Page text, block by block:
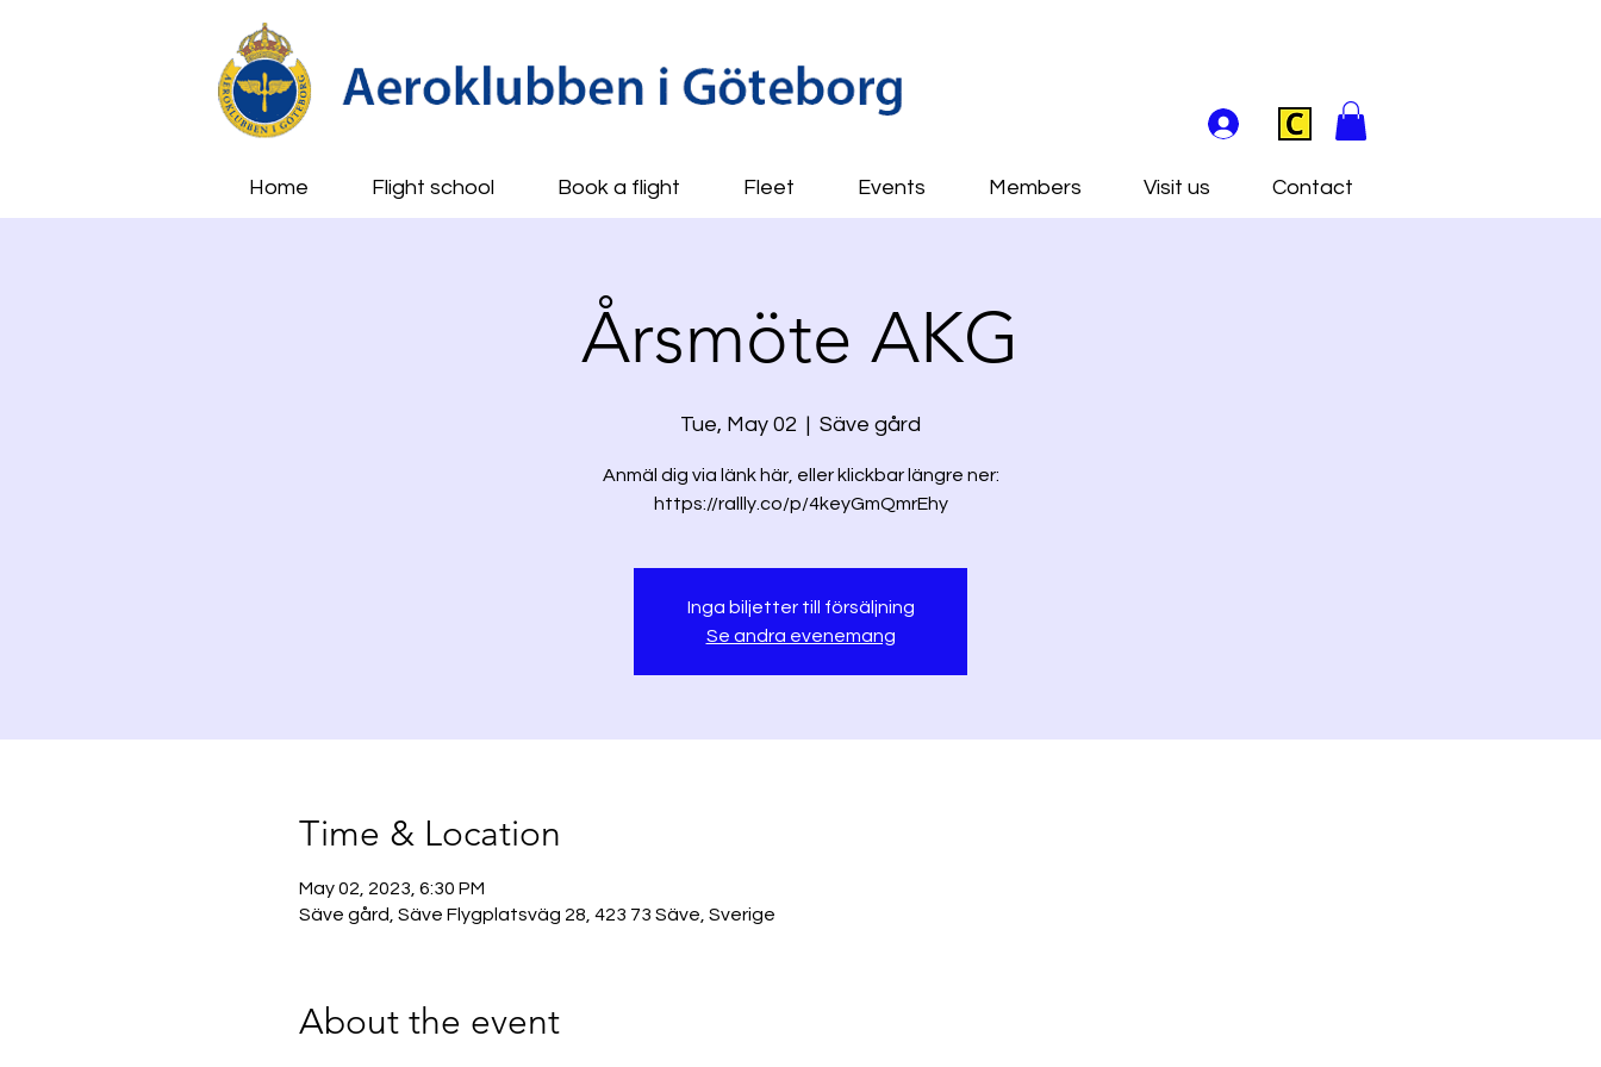
Home Flight school Book a flight Fleet Events Members Visit us Contact
Årsmöte AKG
Tue, May 02 Säve gård
Anmäl dig via länk här, eller klickbar längre ner:
https://rallly.co/p/4keyGmQmrEhy
Inga biljetter till försäljning
Se andra evenemang
Time & Location
May 02, 2023, 6:30 PM
Säve gård, Säve Flygplatsväg 28, 423 73 Säve, Sverige
About the event